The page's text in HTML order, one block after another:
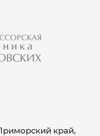
край,